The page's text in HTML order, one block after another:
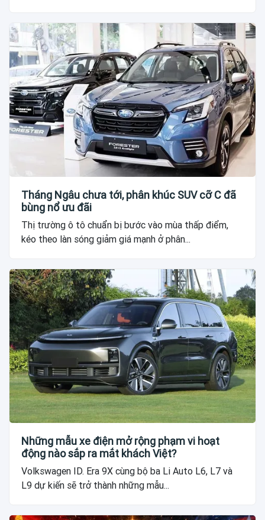
Tháng Ngâu chưa tới, phân khúc SUV cỡ C đã
bùng nổ ưu đãi
Thị trường ô tô chuẩn bị bước vào mùa thấp điểm,
kéo theo làn sóng giảm giá mạnh ở phân...
Những mẫu xe điện mở rộng phạm vi hoạt
động nào sắp ra mắt khách Việt?
Volkswagen ID. Era 9X cùng bộ ba Li Auto L6, L7 và
L9 dự kiến sẽ trở thành những mẫu...